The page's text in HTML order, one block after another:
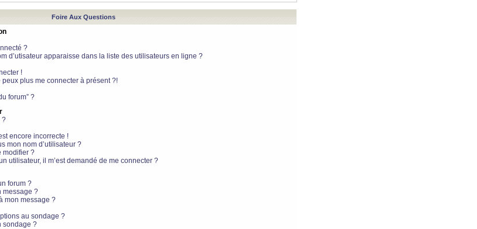
Foire Aux Questions
?
d’utisateur apparaisse dans la liste des utilisateurs en ligne ?
!
plus me connecter à présent ?!
forum” ?
?
encore incorrecte !
mon nom d’utilisateur ?
modifier ?
utilisateur, il m’est demandé de me connecter ?
forum ?
message ?
mon message ?
au sondage ?
sondage ?